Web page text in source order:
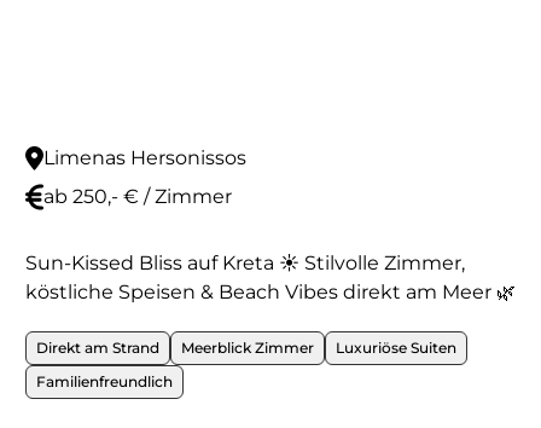
Limenas Hersonissos
ab 250,- € / Zimmer
Sun-Kissed Bliss auf Kreta ☀️ Stilvolle Zimmer,
köstliche Speisen & Beach Vibes direkt am Meer 🌿
Direkt am Strand Meerblick Zimmer
Luxuriöse Suiten
Familienfreundlich